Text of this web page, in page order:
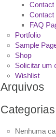
Contact
Contact
FAQ
Portfolio
Sample
Shop
Solicitar um
Wishlist
Arquivos
Categorias
Nenhuma